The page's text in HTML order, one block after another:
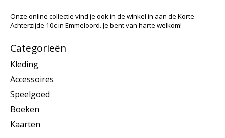
Onze online collectie vind je ook in de winkel in aan de Korte
Achterzijde 10c in Emmeloord. Je bent van harte welkom!
Categorieën
Kleding
Accessoires
Speelgoed
Boeken
Kaarten